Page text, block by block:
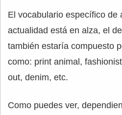
El vocabulario específico de
actualidad está en alza, el
también estaría compuesto
como: print animal,
out, denim, etc.
Como puedes ver,